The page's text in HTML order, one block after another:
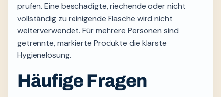
prüfen. Eine beschädigte, riechende oder nicht
vollständig zu reinigende Flasche wird nicht
weiterverwendet. Für mehrere Personen sind
getrennte, markierte Produkte die klarste
Hygienelösung.
Häufige Fragen